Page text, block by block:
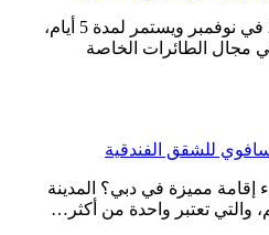
يقام معرض دبي للطيران 2023 في نوفمبر ويستمر لمدة 5 أيام،
مجال الطائرات الخاصة
للشقق الفندقية
مميزة في دبي؟ المدينة
والتي تعتبر واحدة من أكثر…